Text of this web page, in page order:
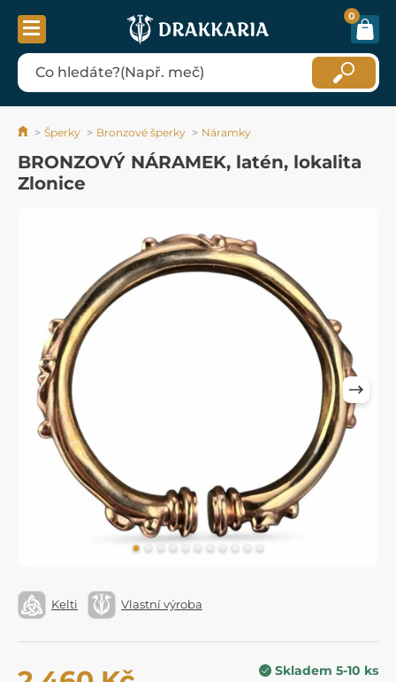
0
Šperky Bronzové šperky Náramky
BRONZOVÝ NÁRAMEK, latén, lokalita
Zlonice
Kelti Vlastní výroba
Skladem 5-10 ks